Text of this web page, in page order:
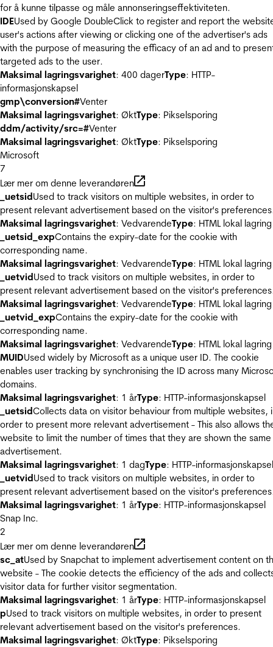
for å kunne tilpasse og måle annonseringseffektiviteten.
IDEUsed by Google DoubleClick to register and report the
user's actions after viewing or clicking one of the advertiser's ads
with the purpose of measuring the efficacy of an ad and to
targeted ads to the user.
Maksimal lagringsvarighet: 400 dagerType: HTTP-
informasjonskapsel
gmp\conversion#Venter
Maksimal lagringsvarighet: ØktType: Pikselsporing
ddm/activity/src=#Venter
Maksimal lagringsvarighet: ØktType: Pikselsporing
Microsoft
7
Lær mer om denne leverandøren
_uetsidUsed to track visitors on multiple websites, in order to
present relevant advertisement based on the visitor's
Maksimal lagringsvarighet: VedvarendeType: HTML lokal lagring
_uetsid_expContains the expiry-date for the cookie with
corresponding name.
Maksimal lagringsvarighet: VedvarendeType: HTML lokal lagring
_uetvidUsed to track visitors on multiple websites, in order to
present relevant advertisement based on the visitor's
Maksimal lagringsvarighet: VedvarendeType: HTML lokal lagring
_uetvid_expContains the expiry-date for the cookie with
corresponding name.
Maksimal lagringsvarighet: VedvarendeType: HTML lokal lagring
MUIDUsed widely by Microsoft as a unique user ID. The cookie
enables user tracking by synchronising the ID across many
domains.
Maksimal lagringsvarighet: 1 årType: HTTP-informasjonskapsel
_uetsidCollects data on visitor behaviour from multiple websites,
order to present more relevant advertisement - This also allows
website to limit the number of times that they are shown the same
advertisement.
Maksimal lagringsvarighet: 1 dagType: HTTP-informasjonskapsel
_uetvidUsed to track visitors on multiple websites, in order to
present relevant advertisement based on the visitor's
Maksimal lagringsvarighet: 1 årType: HTTP-informasjonskapsel
Snap Inc.
2
Lær mer om denne leverandøren
sc_atUsed by Snapchat to implement advertisement content on
website - The cookie detects the efficiency of the ads and
visitor data for further visitor segmentation.
Maksimal lagringsvarighet: 1 årType: HTTP-informasjonskapsel
pUsed to track visitors on multiple websites, in order to present
relevant advertisement based on the visitor's preferences.
Maksimal lagringsvarighet: ØktType: Pikselsporing